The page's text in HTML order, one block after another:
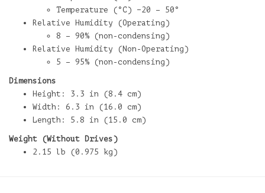
Temperature (°C) −20 – 50°
Relative Humidity (Operating)
8 – 90% (non-condensing)
Relative Humidity (Non-Operating)
5 – 95% (non-condensing)
Dimensions
Height: 3.3 in (8.4 cm)
Width: 6.3 in (16.0 cm)
Length: 5.8 in (15.0 cm)
Weight (Without Drives)
2.15 lb (0.975 kg)